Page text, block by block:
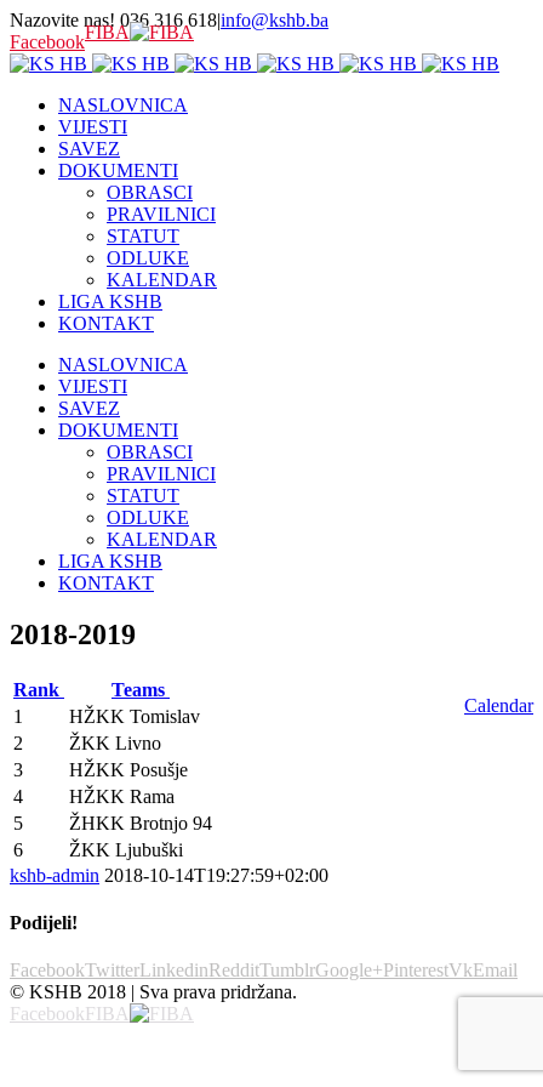
Nazovite nas! 036 316 618|info@kshb.ba
FacebookFIBA
NASLOVNICA
VIJESTI
SAVEZ
DOKUMENTI
OBRASCI
PRAVILNICI
STATUT
ODLUKE
KALENDAR
LIGA KSHB
KONTAKT
NASLOVNICA
VIJESTI
SAVEZ
DOKUMENTI
OBRASCI
PRAVILNICI
STATUT
ODLUKE
KALENDAR
LIGA KSHB
KONTAKT
2018-2019
Calendar
Rank
Teams
1
HŽKK Tomislav
2
ŽKK Livno
3
HŽKK Posušje
4
HŽKK Rama
5
ŽHKK Brotnjo 94
6
ŽKK Ljubuški
kshb-admin 2018-10-14T19:27:59+02:00
Podijeli!
FacebookTwitterLinkedinRedditTumblrGoogle+PinterestVkEmail
© KSHB 2018 | Sva prava pridržana.
FacebookFIBA